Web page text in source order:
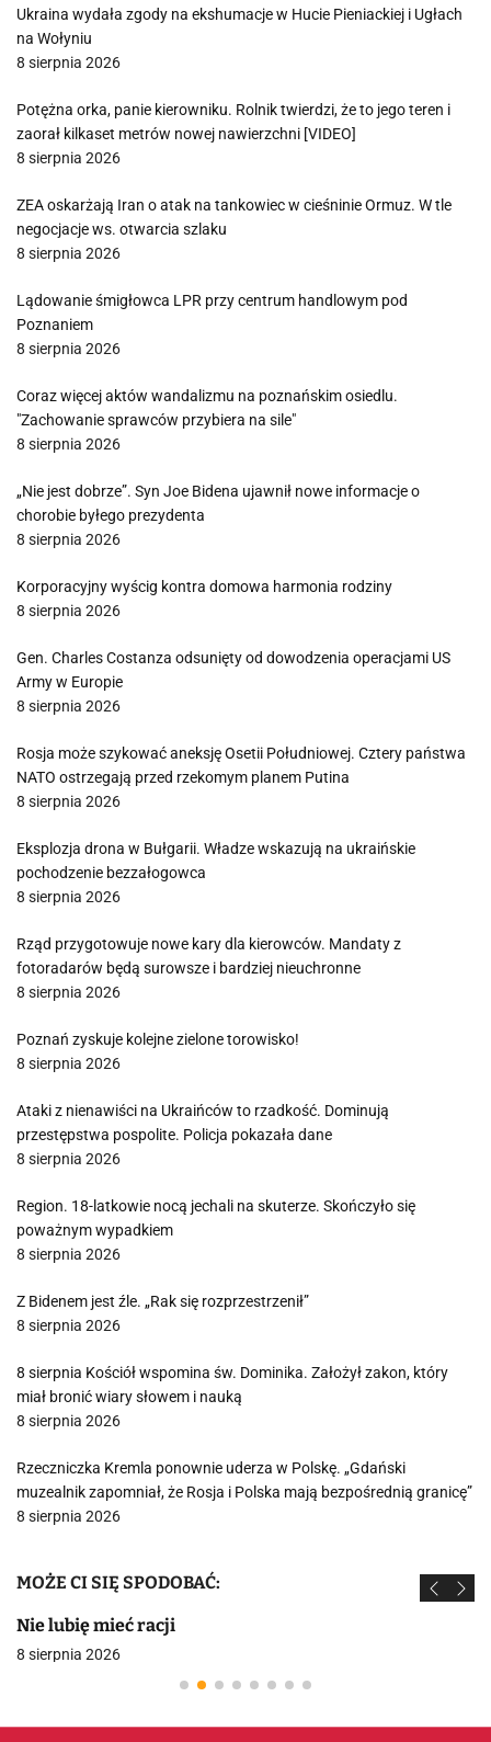
Ukraina wydała zgody na ekshumacje w Hucie Pieniackiej i Ugłach
na Wołyniu
8 sierpnia 2026
Potężna orka, panie kierowniku. Rolnik twierdzi, że to jego teren i
zaorał kilkaset metrów nowej nawierzchni [VIDEO]
8 sierpnia 2026
ZEA oskarżają Iran o atak na tankowiec w cieśninie Ormuz. W tle
negocjacje ws. otwarcia szlaku
8 sierpnia 2026
Lądowanie śmigłowca LPR przy centrum handlowym pod
Poznaniem
8 sierpnia 2026
Coraz więcej aktów wandalizmu na poznańskim osiedlu.
"Zachowanie sprawców przybiera na sile"
8 sierpnia 2026
„Nie jest dobrze”. Syn Joe Bidena ujawnił nowe informacje o
chorobie byłego prezydenta
8 sierpnia 2026
Korporacyjny wyścig kontra domowa harmonia rodziny
8 sierpnia 2026
Gen. Charles Costanza odsunięty od dowodzenia operacjami US
Army w Europie
8 sierpnia 2026
Rosja może szykować aneksję Osetii Południowej. Cztery państwa
NATO ostrzegają przed rzekomym planem Putina
8 sierpnia 2026
Eksplozja drona w Bułgarii. Władze wskazują na ukraińskie
pochodzenie bezzałogowca
8 sierpnia 2026
Rząd przygotowuje nowe kary dla kierowców. Mandaty z
fotoradarów będą surowsze i bardziej nieuchronne
8 sierpnia 2026
Poznań zyskuje kolejne zielone torowisko!
8 sierpnia 2026
Ataki z nienawiści na Ukraińców to rzadkość. Dominują
przestępstwa pospolite. Policja pokazała dane
8 sierpnia 2026
Region. 18-latkowie nocą jechali na skuterze. Skończyło się
poważnym wypadkiem
8 sierpnia 2026
Z Bidenem jest źle. „Rak się rozprzestrzenił”
8 sierpnia 2026
8 sierpnia Kościół wspomina św. Dominika. Założył zakon, który
miał bronić wiary słowem i nauką
8 sierpnia 2026
Rzeczniczka Kremla ponownie uderza w Polskę. „Gdański
muzealnik zapomniał, że Rosja i Polska mają bezpośrednią granicę”
8 sierpnia 2026
MOŻE CI SIĘ SPODOBAĆ:
Nie lubię mieć racji
8 sierpnia 2026